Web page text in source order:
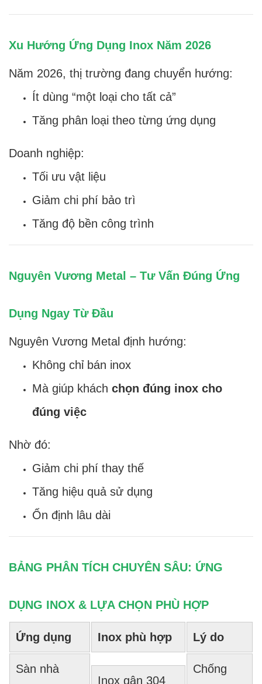
Xu Hướng Ứng Dụng Inox Năm 2026
Năm 2026, thị trường đang chuyển hướng:
Ít dùng “một loại cho tất cả”
Tăng phân loại theo từng ứng dụng
Doanh nghiệp:
Tối ưu vật liệu
Giảm chi phí bảo trì
Tăng độ bền công trình
Nguyên Vương Metal – Tư Vấn Đúng Ứng
Dụng Ngay Từ Đầu
Nguyên Vương Metal định hướng:
Không chỉ bán inox
Mà giúp khách chọn đúng inox cho
đúng việc
Nhờ đó:
Giảm chi phí thay thế
Tăng hiệu quả sử dụng
Ổn định lâu dài
BẢNG PHÂN TÍCH CHUYÊN SÂU: ỨNG
DỤNG INOX & LỰA CHỌN PHÙ HỢP
Ứng dụng Inox phù hợp Lý do
Sàn nhà
Inox gân 304
Chống